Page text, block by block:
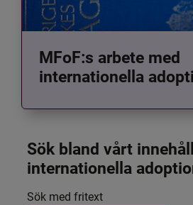
MFoF:s arbete med
internationella
Sök bland vårt
internationella
Filtrera resultatet
Det här formuläret postas
Sök med fritext